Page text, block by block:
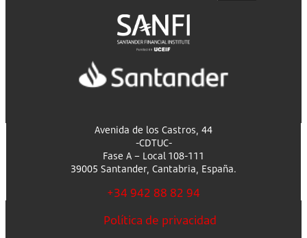
Avenida de los Castros, 44
-CDTUC-
Fase A – Local 108-111
39005 Santander, Cantabria, España.
+34 942 88 82 94
Política de privacidad